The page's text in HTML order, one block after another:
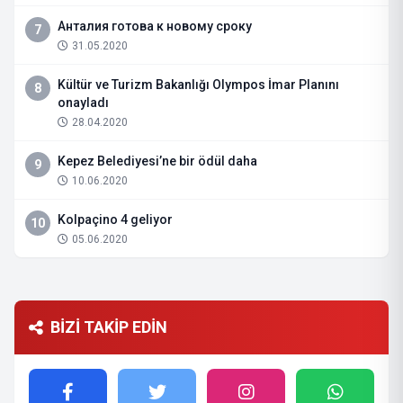
7 Анталия готова к новому сроку
31.05.2020
8
Kültür ve Turizm Bakanlığı Olympos İmar Planını
onayladı
28.04.2020
9 Kepez Belediyesi’ne bir ödül daha
10.06.2020
10 Kolpaçino 4 geliyor
05.06.2020
BİZİ TAKİP EDİN